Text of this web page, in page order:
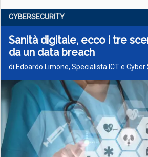
CYBERSECURITY
Sanità digitale, ecco i tre
da un data breach
di Edoardo Limone, Specialista ICT e